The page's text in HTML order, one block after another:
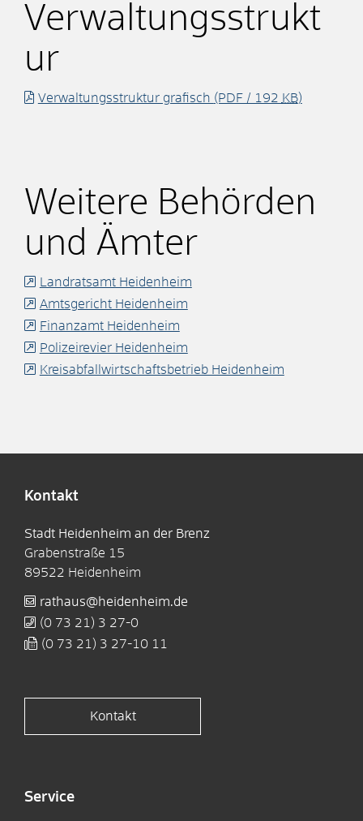
Verwaltungsstrukt
ur
Verwaltungsstruktur grafisch (PDF / 192 KB)
Weitere Behörden
und Ämter
Landratsamt Heidenheim
Amtsgericht Heidenheim
Finanzamt Heidenheim
Polizeirevier Heidenheim
Kreisabfallwirtschaftsbetrieb Heidenheim
Kontakt
Stadt Heidenheim an der Brenz
Grabenstraße 15
89522 Heidenheim
rathaus@heidenheim.de
(0 73 21) 3 27-0
(0 73 21) 3 27-10 11
Kontakt
Service